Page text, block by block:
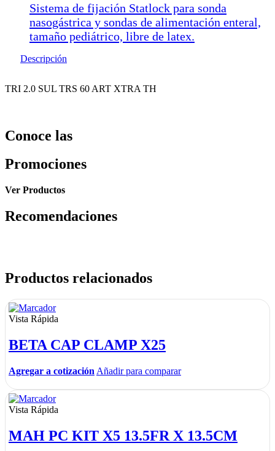
Sistema de fijación Statlock para sonda
nasogástrica y sondas de alimentación enteral,
tamaño pediátrico, libre de latex.
Descripción
TRI 2.0 SUL TRS 60 ART XTRA TH
Conoce las
Promociones
Ver Productos
Recomendaciones
Productos relacionados
Vista Rápida
BETA CAP CLAMP X25
Agregar a cotización Añadir para comparar
Vista Rápida
MAH PC KIT X5 13.5FR X 13.5CM